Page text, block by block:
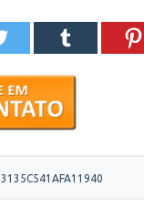
3135C541AFA11940